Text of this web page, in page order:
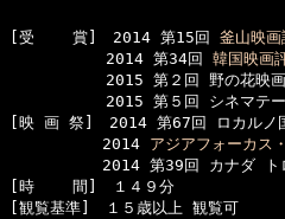
[受    賞]　2014 第15回 釜山映
  　　　　　2014 第34回
韓国映画
　　　　　2015 第２回 野の花映
　　　　　2015 第５回 シネマテ
[映 画 祭]　2014 第67回 ロカルノ
2014 アジアフォーカス
2014 第39回 カナダ トロン
[時    間]　１４９分
[観覧基準]　１５歳以上 観覧可